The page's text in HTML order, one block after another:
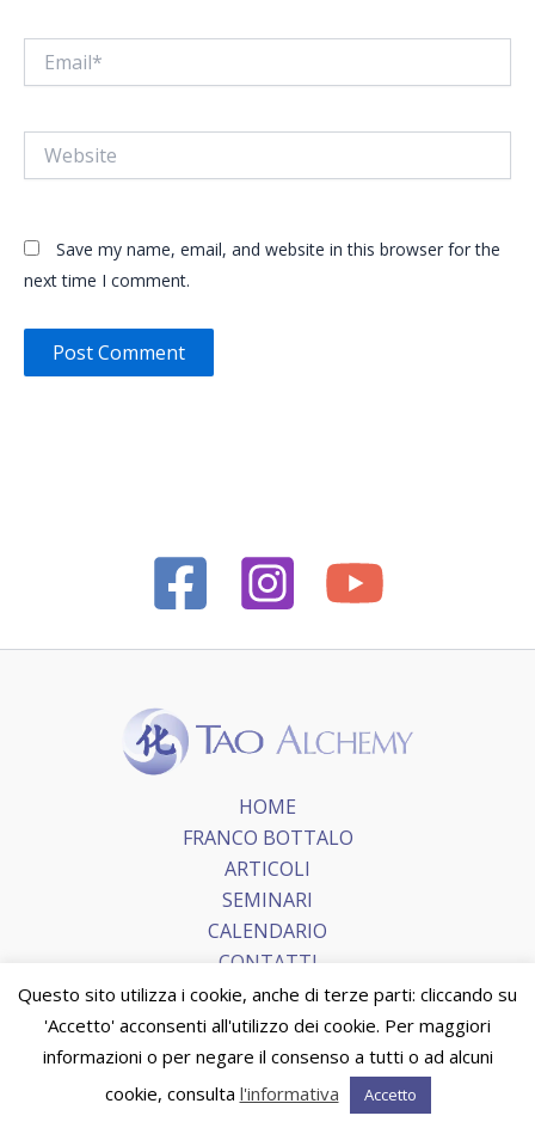
Save my name, email, and website in this browser for the
next time I comment.
HOME
FRANCO BOTTALO
ARTICOLI
SEMINARI
CALENDARIO
CONTATTI
Copyright © 2026 Tao Alchemy.Terms and Conditions|
Cookie Policy
Questo sito utilizza i cookie, anche di terze parti: cliccando su
'Accetto' acconsenti all'utilizzo dei cookie. Per maggiori
informazioni o per negare il consenso a tutti o ad alcuni
cookie, consulta l'informativa Accetto